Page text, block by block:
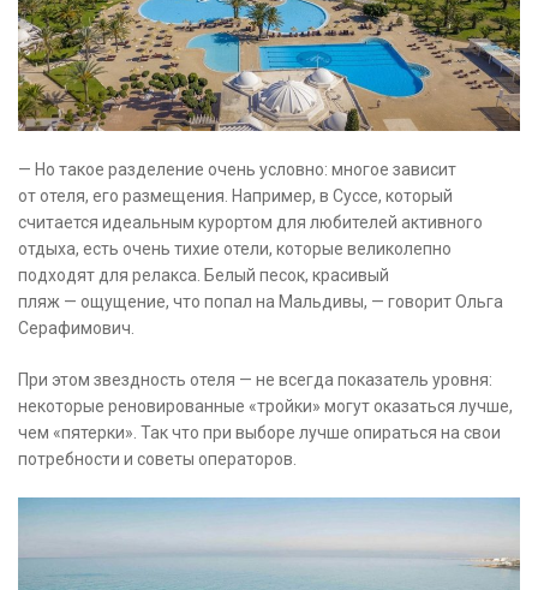
— Но такое разделение очень условно: многое зависит
от отеля, его размещения. Например, в Суссе, который
считается идеальным курортом для любителей активного
отдыха, есть очень тихие отели, которые великолепно
подходят для релакса. Белый песок, красивый
пляж — ощущение, что попал на Мальдивы, — говорит Ольга
Серафимович.
При этом звездность отеля — не всегда показатель уровня:
некоторые реновированные «тройки» могут оказаться лучше,
чем «пятерки». Так что при выборе лучше опираться на свои
потребности и советы операторов.